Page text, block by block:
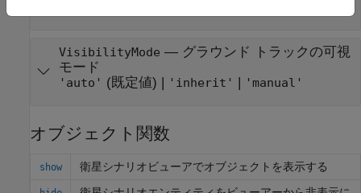
VisibilityMode — グラウンド トラックの可視
モード
'auto' (既定値) | 'inherit' | 'manual'
オブジェクト関数
show 衛星シナリオビューアでオブジェクトを表示する